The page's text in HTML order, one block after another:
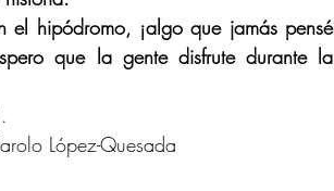
el hipódromo, ¡algo que jamás pensé
que la gente disfrute durante la
López-Quesada